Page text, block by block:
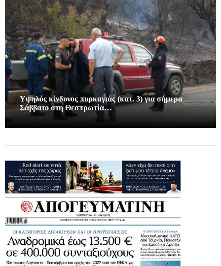
Υψηλός κίνδυνος πυρκαγιάς (κατ. 3) για σήμερα
Σάββατο στη Θεσπρωτία…